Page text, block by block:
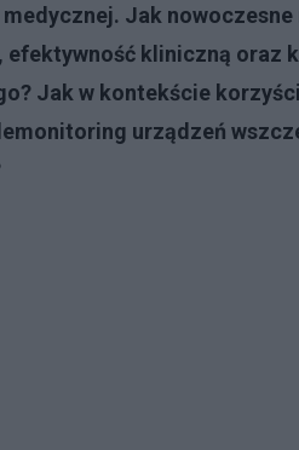
Jak nowoczesne
kliniczną oraz
Jak w kontekście
urządzeń